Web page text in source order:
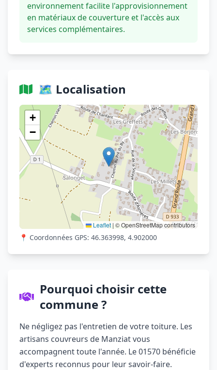
environnement facilite l'approvisionnement
en matériaux de couverture et l'accès aux
services complémentaires.
🗺️ Localisation
+
−
Leaflet | © OpenStreetMap contributors
Voir sur OpenStreetMap
📍 Coordonnées GPS: 46.363998, 4.902000
Pourquoi choisir cette
commune ?
Ne négligez pas l'entretien de votre toiture. Les
artisans couvreurs de Manziat vous
accompagnent toute l'année. Le 01570 bénéficie
d'experts reconnus pour leur savoir-faire.